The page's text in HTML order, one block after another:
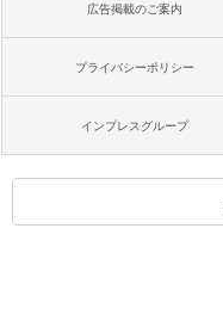
広告掲載のご案内
プライバシーポリシー
インプレスグループ